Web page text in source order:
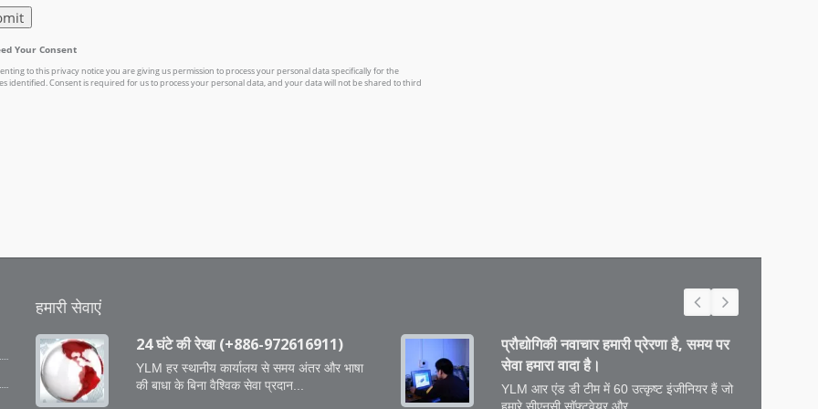
हमारी सेवाएं
24 घंटे की रेखा (+886-972616911)
YLM हर स्थानीय कार्यालय से समय अंतर और भाषा
की बाधा के बिना वैश्विक सेवा प्रदान...
प्रौद्योगिकी नवाचार हमारी प्रेरणा है, समय पर
सेवा हमारा वादा है।
YLM आर एंड डी टीम में 60 उत्कृष्ट इंजीनियर हैं जो